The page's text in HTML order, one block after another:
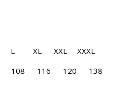
XXL XXXL
108 116 120 138